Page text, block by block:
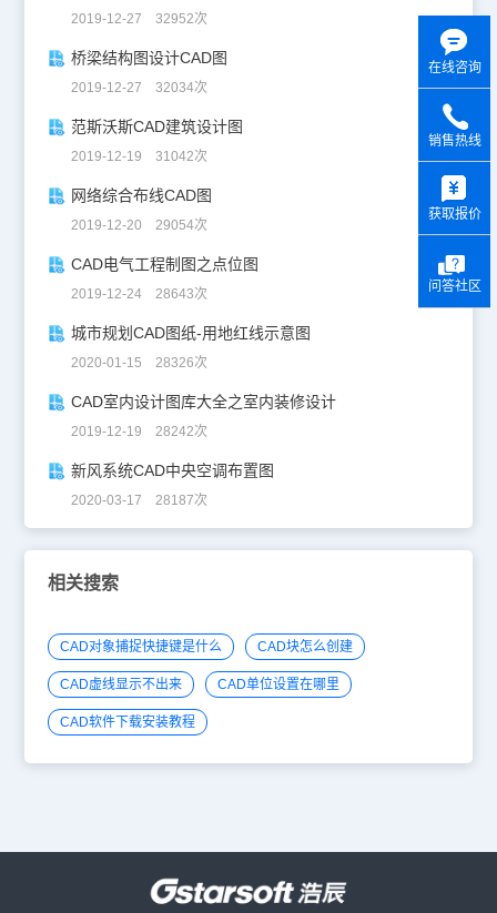
2019-12-27 32952次
桥梁结构图设计CAD图
2019-12-27 32034次
范斯沃斯CAD建筑设计图
2019-12-19 31042次
网络综合布线CAD图
2019-12-20 29054次
CAD电气工程制图之点位图
2019-12-24 28643次
城市规划CAD图纸-用地红线示意图
2020-01-15 28326次
CAD室内设计图库大全之室内装修设计
2019-12-19 28242次
新风系统CAD中央空调布置图
2020-03-17 28187次
相关搜索
CAD对象捕捉快捷键是什么 CAD块怎么创建
CAD虚线显示不出来 CAD单位设置在哪里
CAD软件下载安装教程
在线咨询
销售热线
获取报价
问答社区